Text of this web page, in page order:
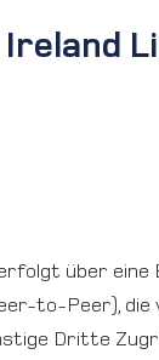
über eine
to-Peer), die
Dritte